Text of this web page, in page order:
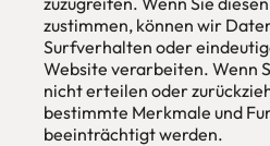
zustimmen, können wir
Surfverhalten oder
Website verarbeiten. Wenn
nicht erteilen oder
bestimmte Merkmale und
beeinträchtigt werden.
85540Haar / München
089 / 420 44 535
Fax
089 / 456 00 646
E-Mail
mail@urbana-moebel.de
Öffnungszeiten desMöbelgeschäfts